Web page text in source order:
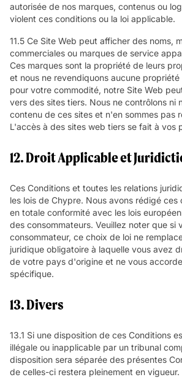
autorisée de nos marques, contenus ou
violent ces conditions ou la loi applicable.
11.5 Ce Site Web peut afficher des noms,
commerciales ou marques de service
Ces marques sont la propriété de leurs
et nous ne revendiquons aucune propriété
pour votre commodité, notre Site Web
vers des sites tiers. Nous ne contrôlons ni
contenu de ces sites et n'en sommes pas
L'accès à des sites web tiers se fait à vos
12. Droit Applicable et
Ces Conditions et toutes les relations
les lois de Chypre. Nous avons rédigé
en totale conformité avec les lois
des consommateurs. Veuillez noter que si
consommateur, ce choix de loi ne
juridique obligatoire à laquelle vous avez
de votre pays d'origine et ne vous
spécifique.
13. Divers
13.1 Si une disposition de ces Conditions
illégale ou inapplicable par un tribunal
disposition sera séparée des présentes
de celles-ci restera pleinement en vigueur.